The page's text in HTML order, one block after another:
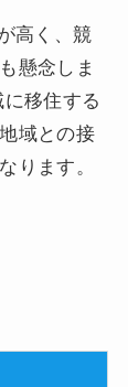
高く、競
懸念しま
移住する
域との接
ります。